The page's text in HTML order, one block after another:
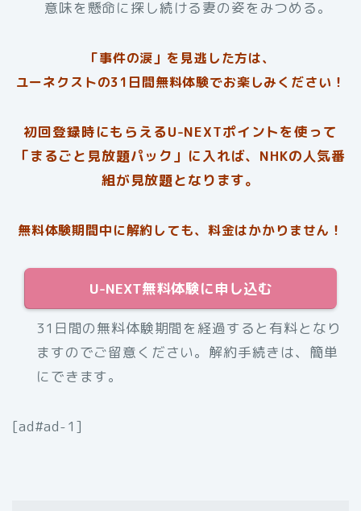
意味を懸命に探し続ける妻の姿をみつめる。
「事件の涙」を見逃した方は、
ユーネクストの31日間無料体験でお楽しみください！
初回登録時にもらえるU-NEXTポイントを使って
「まるごと見放題パック」に入れば、NHKの人気番
組が見放題となります。
無料体験期間中に解約しても、料金はかかりません！
U-NEXT無料体験に申し込む
31日間の無料体験期間を経過すると有料となり
ますのでご留意ください。解約手続きは、簡単
にできます。
[ad#ad-1]